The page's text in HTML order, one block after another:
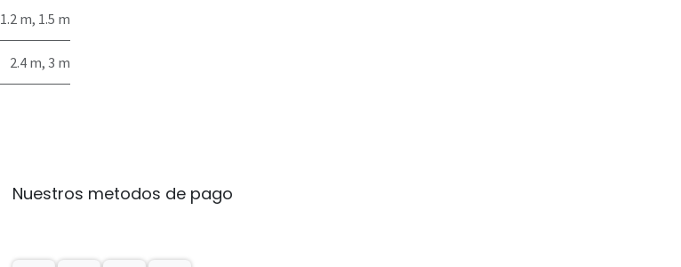
1.2 m, 1.5 m
2.4 m, 3 m
Nuestros metodos de pago